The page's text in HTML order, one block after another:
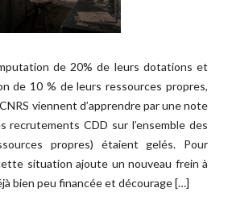
de 20% de leurs dotations et
de 10 % de leurs ressources propres,
viennent d’apprendre par une note
recrutements CDD sur l’ensemble des
propres) étaient gelés. Pour
situation ajoute un nouveau frein à
bien peu financée et décourage […]